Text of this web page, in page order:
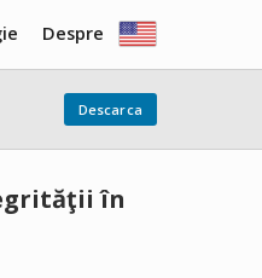
Despre
Descarca
în